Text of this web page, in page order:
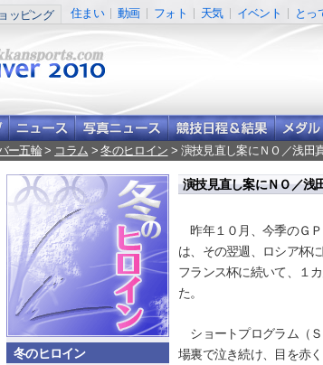
ッピング 住まい 動画 フォト 天気 イベント とっ
ー五輪> コラム >冬のヒロイン > 演技見直し案にＮＯ／浅田
演技見直し案にＮＯ／浅
昨年１０月、今季のＧ
は、その翌週、ロシア杯
フランス杯に続いて、１
た。
ショートプログラム（
場裏で泣き続け、目を赤
冬のヒロイン